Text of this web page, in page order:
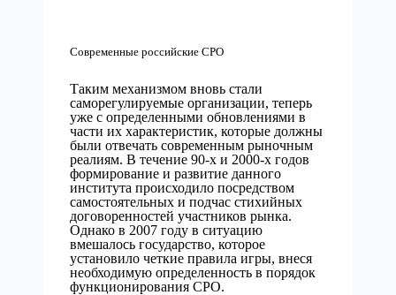
Современные российские СРО
Таким механизмом вновь стали
саморегулируемые организации, теперь
уже с определенными обновлениями в
части их характеристик, которые должны
были отвечать современным рыночным
реалиям. В течение 90-х и 2000-х годов
формирование и развитие данного
института происходило посредством
самостоятельных и подчас стихийных
договоренностей участников рынка.
Однако в 2007 году в ситуацию
вмешалось государство, которое
установило четкие правила игры, внеся
необходимую определенность в порядок
функционирования СРО.